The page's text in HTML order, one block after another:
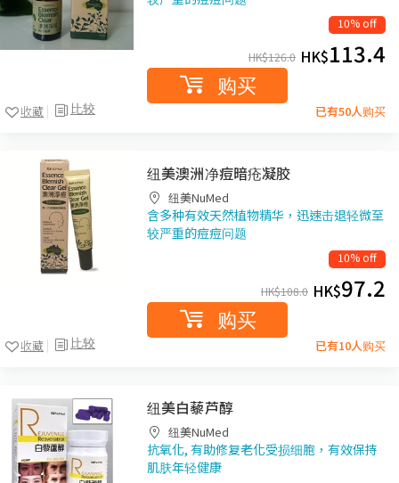
比较
收藏
10% off
HK$126.0 HK$113.4
购买
已有50人购买
比较
收藏
纽美澳洲净痘暗疮凝胶
纽美NuMed
含多种有效天然植物精华，迅速击退轻微至
较严重的痘痘问题
10% off
HK$108.0 HK$97.2
购买
已有10人购买
纽美白藜芦醇
纽美NuMed
抗氧化, 有助修复老化受损细胞，有效保持
肌肤年轻健康